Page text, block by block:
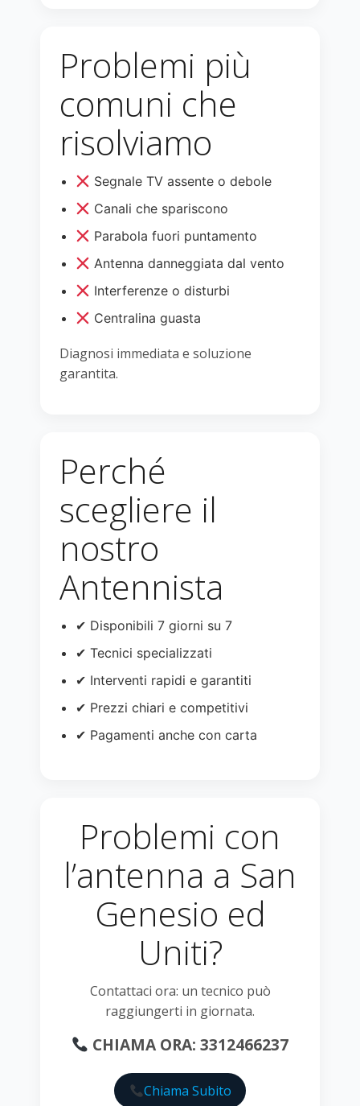
Problemi più
comuni che
risolviamo
Segnale TV assente o debole
Canali che spariscono
Parabola fuori puntamento
Antenna danneggiata dal vento
Interferenze o disturbi
Centralina guasta
Diagnosi immediata e soluzione
garantita.
Perché
scegliere il
nostro
Antennista
✔ Disponibili 7 giorni su 7
✔ Tecnici specializzati
✔ Interventi rapidi e garantiti
✔ Prezzi chiari e competitivi
✔ Pagamenti anche con carta
Problemi con
l’antenna a San
Genesio ed
Uniti?
Contattaci ora: un tecnico può
raggiungerti in giornata.
CHIAMA ORA: 3312466237
Chiama Subito